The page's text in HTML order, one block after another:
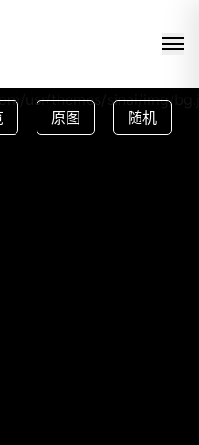
usr/themes/sinai/img/
原图 随机